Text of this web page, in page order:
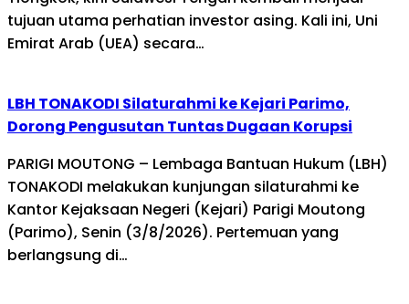
tujuan utama perhatian investor asing. Kali ini, Uni
Emirat Arab (UEA) secara…
LBH TONAKODI Silaturahmi ke Kejari Parimo,
Dorong Pengusutan Tuntas Dugaan Korupsi
PARIGI MOUTONG – Lembaga Bantuan Hukum (LBH)
TONAKODI melakukan kunjungan silaturahmi ke
Kantor Kejaksaan Negeri (Kejari) Parigi Moutong
(Parimo), Senin (3/8/2026). Pertemuan yang
berlangsung di…